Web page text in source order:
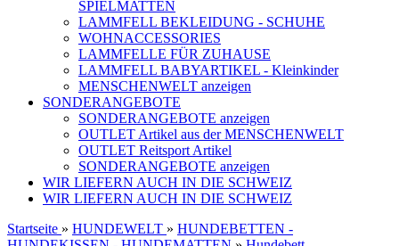
SPIELMATTEN
LAMMFELL BEKLEIDUNG - SCHUHE
WOHNACCESSORIES
LAMMFELLE FÜR ZUHAUSE
LAMMFELL BABYARTIKEL - Kleinkinder
MENSCHENWELT anzeigen
SONDERANGEBOTE
SONDERANGEBOTE anzeigen
OUTLET Artikel aus der MENSCHENWELT
OUTLET Reitsport Artikel
SONDERANGEBOTE anzeigen
WIR LIEFERN AUCH IN DIE SCHWEIZ
WIR LIEFERN AUCH IN DIE SCHWEIZ
Startseite » HUNDEWELT » HUNDEBETTEN -